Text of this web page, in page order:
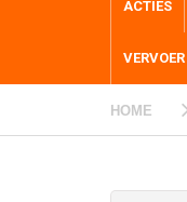
ACTIES
HOME